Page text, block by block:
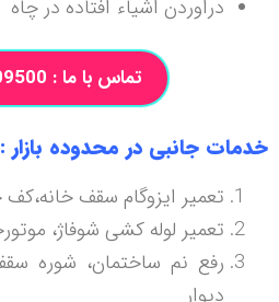
دراوردن اشیاء افتاده در چاه
تماس با ما : 09127609500
خدمات جانبی در محدوده بازار :
تعمیر ایزوگام سقف
تعمیر لوله کشی شوفاژ،
رفع نم ساختمان، شوره
دیوار